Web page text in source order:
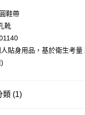
鞋帶
靴
貼身用品，基於衛生考
類 (1)